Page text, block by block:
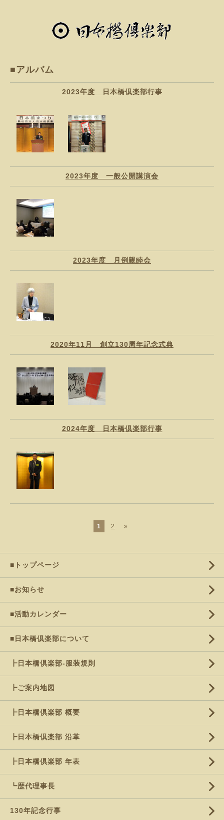
■アルバム
2023年度 日本橋倶楽部行事
2023年度 一般公開講演会
2023年度 月例親睦会
2020年11月 創立130周年記念式典
2024年度 日本橋倶楽部行事
1 2 »
■トップページ
■お知らせ
■活動カレンダー
■日本橋倶楽部について
┣日本橋倶楽部-服装規則
┣ご案内地図
┣日本橋倶楽部 概要
┣日本橋倶楽部 沿革
┣日本橋倶楽部 年表
┗歴代理事長
130年記念行事